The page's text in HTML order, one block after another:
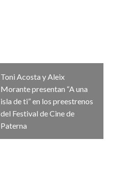
Toni Acosta y Aleix
Morante presentan “A una
isla de ti” en los preestrenos
del Festival de Cine de
Paterna